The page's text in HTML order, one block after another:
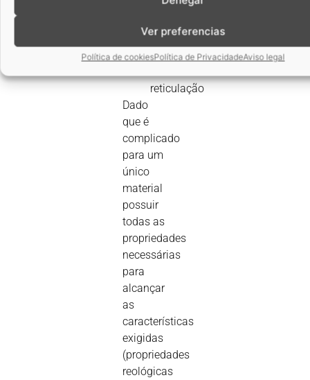
Ver preferencias
Política de cookiesPolítica de PrivacidadeAviso legal
permitem
solidificação
ou
reticulação
Dado
que é
complicado
para um
único
material
possuir
todas as
propriedades
necessárias
para
alcançar
as
características
exigidas
(propriedades
reológicas